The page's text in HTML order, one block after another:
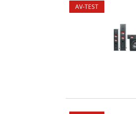
AV-TEST